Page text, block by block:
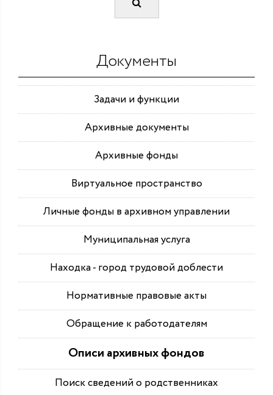
Документы
Задачи и функции
Архивные документы
Архивные фонды
Виртуальное пространство
Личные фонды в архивном управлении
Муниципальная услуга
Находка - город трудовой доблести
Нормативные правовые акты
Обращение к работодателям
Описи архивных фондов
Поиск сведений о родственниках